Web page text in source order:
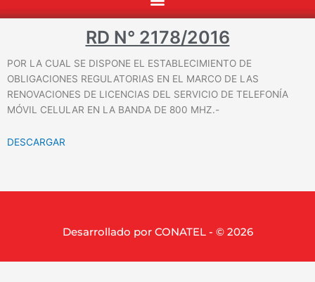
RD N° 2178/2016
POR LA CUAL SE DISPONE EL ESTABLECIMIENTO DE
OBLIGACIONES REGULATORIAS EN EL MARCO DE LAS
RENOVACIONES DE LICENCIAS DEL SERVICIO DE TELEFONÍA
MÓVIL CELULAR EN LA BANDA DE 800 MHZ.-
DESCARGAR
Desarrollado por CONATEL - © 2026